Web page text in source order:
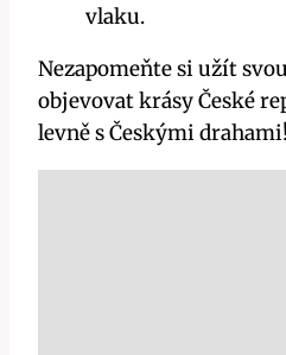
vlaku.
Nezapomeňte si užít
objevovat krásy České
levně s Českými drahami!